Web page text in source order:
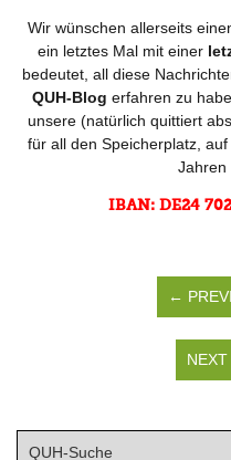
Wir wünschen allerseits
ein letztes Mal mit einer
bedeutet, all diese
QUH-Blog erfahren zu
unsere (natürlich quittiert
für all den Speicherplatz,
Jahren
IBAN: DE24
←